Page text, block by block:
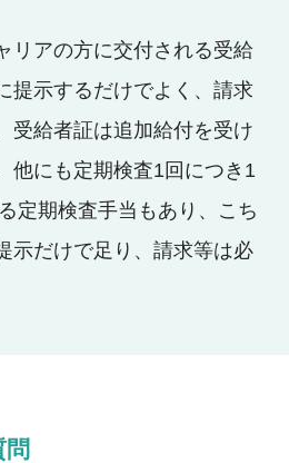
リアの方に交付される受給
提示するだけでよく、請求
受給者証は追加給付を受け
他にも定期検査1回につき1
定期検査手当もあり、こち
示だけで足り、請求等は必